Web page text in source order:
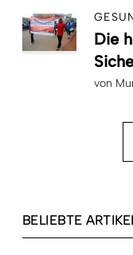
Die
von
BELIEBTE